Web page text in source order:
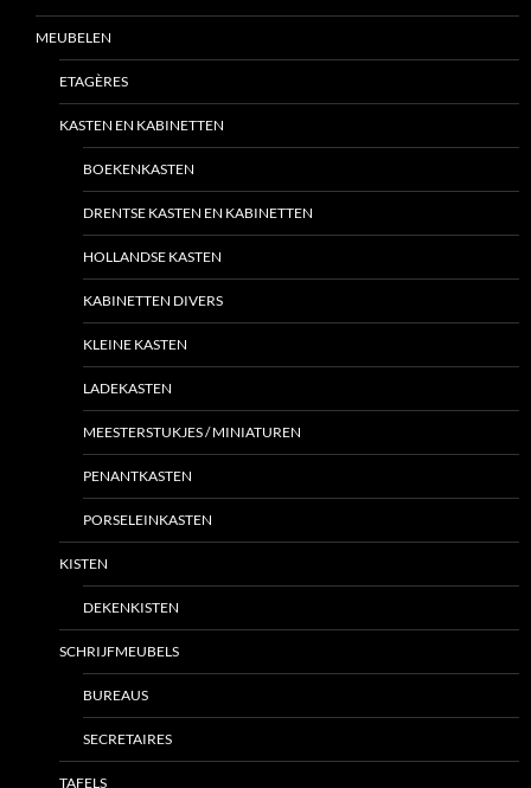
MEUBELEN
ETAGÈRES
KASTEN EN KABINETTEN
BOEKENKASTEN
DRENTSE KASTEN EN KABINETTEN
HOLLANDSE KASTEN
KABINETTEN DIVERS
KLEINE KASTEN
LADEKASTEN
MEESTERSTUKJES / MINIATUREN
PENANTKASTEN
PORSELEINKASTEN
KISTEN
DEKENKISTEN
SCHRIJFMEUBELS
BUREAUS
SECRETAIRES
TAFELS